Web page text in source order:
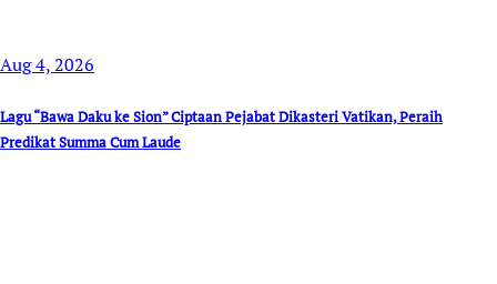
Aug 4, 2026
Lagu “Bawa Daku ke Sion” Ciptaan Pejabat Dikasteri Vatikan, Peraih
Predikat Summa Cum Laude